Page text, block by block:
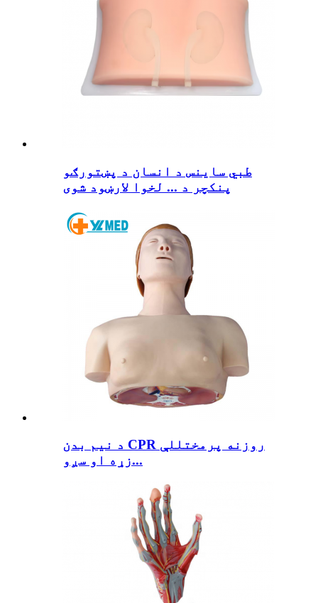
طبي ساینس د انسان د پښتورګو
پنکچر د ... لخوا لارښود شوی
د نیم بدن CPR روزنه پرمختللې
زړه او سږو...